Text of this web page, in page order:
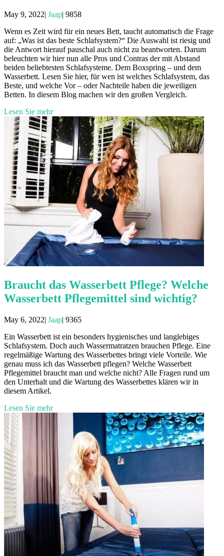
May 9, 2022| Jaap| 9858
Wenn es Zeit wird für ein neues Bett, taucht automatisch die Frage
auf: „Was ist das beste Schlafsystem?“ Die Auswahl ist riesig und
die Antwort hierauf pauschal auch nicht zu beantworten. Darum
beleuchten wir hier nun alle Pros und Contras der mit Abstand
beiden beliebtesten Schlafsysteme. Dem Boxspring – und dem
Wasserbett. Lesen Sie hier, für wen ist welches Schlafsystem, das
Beste, und welche Vor – oder Nachteile haben die jeweiligen
Betten. In diesem Blog machen wir den großen Vergleich.
Lesen Sie mehr
Braucht das Wasserbett Pflege? Welche
Wasserbett Pflegemittel sind wichtig?
May 6, 2022| Jaap| 9365
Ein Wasserbett ist ein besonders hygienisches und langlebiges
Schlafsystem. Doch auch Wassermatratzen brauchen Pflege. Eine
regelmäßige Wartung des Wasserbettes bringt viele Vorteile. Wie
genau muss ich das Wasserbett pflegen? Welche Wasserbett
Pflegemittel braucht man und welche nicht? Alle Fragen rund um
den Unterhalt und die Wartung des Wasserbettes klären wir in
diesem Artikel.
Lesen Sie mehr